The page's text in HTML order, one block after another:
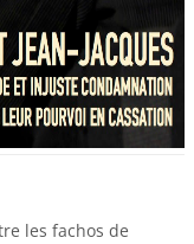
les fachos de